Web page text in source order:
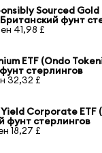
Sourced Gold
фунт
41,98 £
ETF (Ondo
стерлингов
32,32 £
Yield Corporate ETF
фунт стерлингов
18,27 £